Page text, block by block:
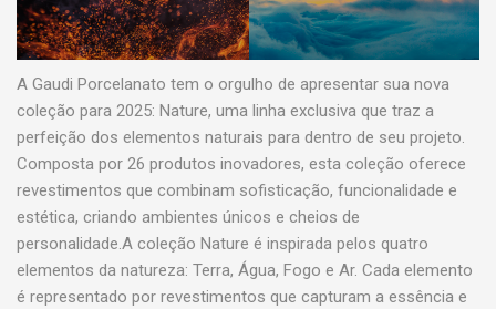
A Gaudi Porcelanato tem o orgulho de apresentar sua nova
coleção para 2025: Nature, uma linha exclusiva que traz a
perfeição dos elementos naturais para dentro de seu projeto.
Composta por 26 produtos inovadores, esta coleção oferece
revestimentos que combinam sofisticação, funcionalidade e
estética, criando ambientes únicos e cheios de
personalidade.A coleção Nature é inspirada pelos quatro
elementos da natureza: Terra, Água, Fogo e Ar. Cada elemento
é representado por revestimentos que capturam a essência e